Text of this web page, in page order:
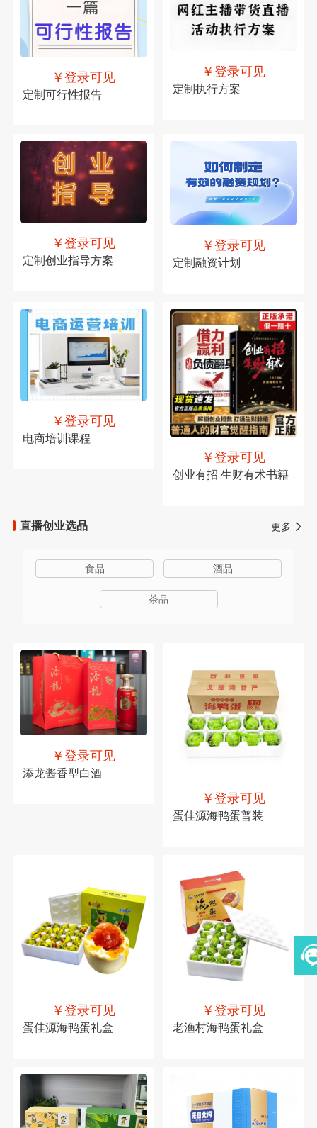
￥登录可见
定制可行性报告
￥登录可见
定制执行方案
￥登录可见
定制创业指导方案
￥登录可见
定制融资计划
￥登录可见
电商培训课程
￥登录可见
创业有招 生财有术书籍
直播创业选品 更多
食品 酒品
茶品
￥登录可见
添龙酱香型白酒
￥登录可见
蛋佳源海鸭蛋普装
￥登录可见
蛋佳源海鸭蛋礼盒
￥登录可见
老渔村海鸭蛋礼盒